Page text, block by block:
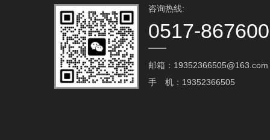
咨询热线:
0517-
邮箱：19352366505@163.com‬
手 机：19352366505